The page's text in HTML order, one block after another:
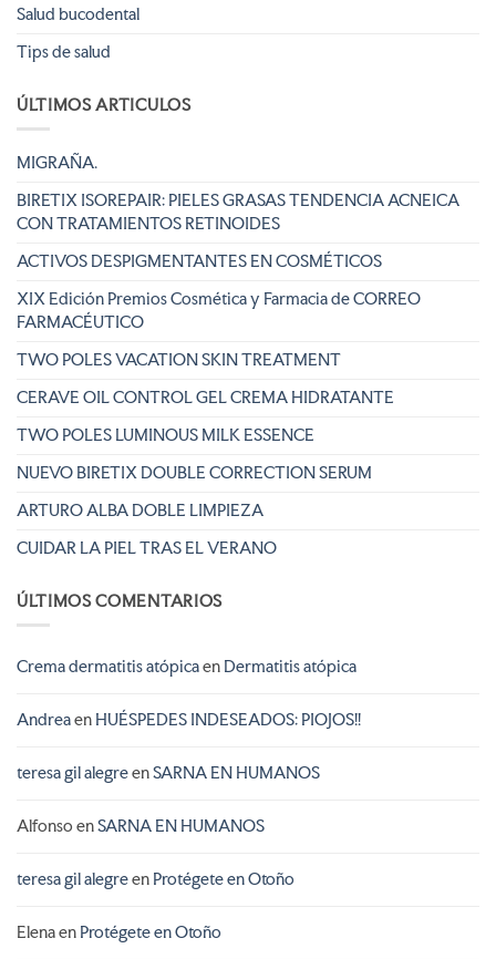
Salud bucodental
Tips de salud
ÚLTIMOS ARTICULOS
MIGRAÑA.
BIRETIX ISOREPAIR: PIELES GRASAS TENDENCIA ACNEICA
CON TRATAMIENTOS RETINOIDES
ACTIVOS DESPIGMENTANTES EN COSMÉTICOS
XIX Edición Premios Cosmética y Farmacia de CORREO
FARMACÉUTICO
TWO POLES VACATION SKIN TREATMENT
CERAVE OIL CONTROL GEL CREMA HIDRATANTE
TWO POLES LUMINOUS MILK ESSENCE
NUEVO BIRETIX DOUBLE CORRECTION SERUM
ARTURO ALBA DOBLE LIMPIEZA
CUIDAR LA PIEL TRAS EL VERANO
ÚLTIMOS COMENTARIOS
Crema dermatitis atópicaen Dermatitis atópica
Andreaen HUÉSPEDES INDESEADOS: PIOJOS!!
teresa gil alegreenSARNA EN HUMANOS
Alfonso enSARNA EN HUMANOS
teresa gil alegreen Protégete en Otoño
Elenaen Protégete en Otoño